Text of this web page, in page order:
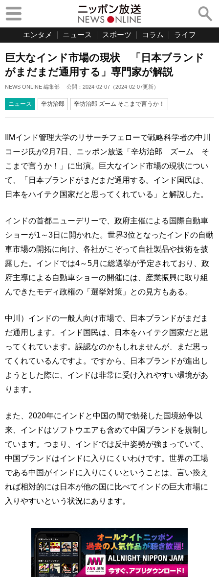
エンタメ ニュース スポーツ コラム ライフ
巨大なインド市場の現状 「日本ブランド
がまだまだ通用する」専門家が解説
NEWS ONLINE 編集部 公開： 2024-02-07 （2024-02-07更新）
ニュース 辛坊治郎 辛坊治郎 ズーム そこまで言うか！
IIMインド管理大学のリサーチフェローで戦略科学者の中川
コージ氏が2月7日、ニッポン放送「辛坊治郎 ズーム そ
こまで言うか！」に出演。巨大なインド市場の現状につい
て、「日本ブランドがまだまだ通用する。インド国民は、
日本をハイテク国家だと思ってくれている」と解説した。
インドの首都ニューデリーで、政府主催による国際自動車
ショーが1～3日に開かれた。世界3位となったインドの自動
車市場の開拓に向け、各社がこぞって自社製品や技術を披
露した。インドでは4～5月に総選挙が予定されており、政
府主導による自動車ショーの開催には、産業振興に取り組
んできたモディ政権の「選挙対策」との見方もある。
中川）インドの一般人向け市場で、日本ブランドがまだま
だ通用します。インド国民は、日本をハイテク国家だと思
ってくれています。誤認なのかもしれませんが、まだ思っ
てくれているんですよ。ですから、日本ブランドが進出し
ようとした際に、インドは非常に受け入れやすい環境があ
ります。
また、2020年にインドと中国の間で勃発した国境紛争以
来、インドはソフトウエアも含めて中国ブランドを規制し
ています。つまり、インドでは反中姿勢が強まっていて、
中国ブランドはインドに入りにくいわけです。世界の工場
である中国がインドに入りにくいということは、言い換え
れば相対的には日本が他の国に比べてインドの巨大市場に
入りやすいという状況にあります。